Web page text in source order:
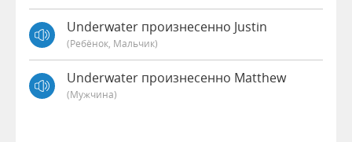
Underwater произнесенно Justin
(Ребёнок, Мальчик)
Underwater произнесенно Matthew
(мужчина)